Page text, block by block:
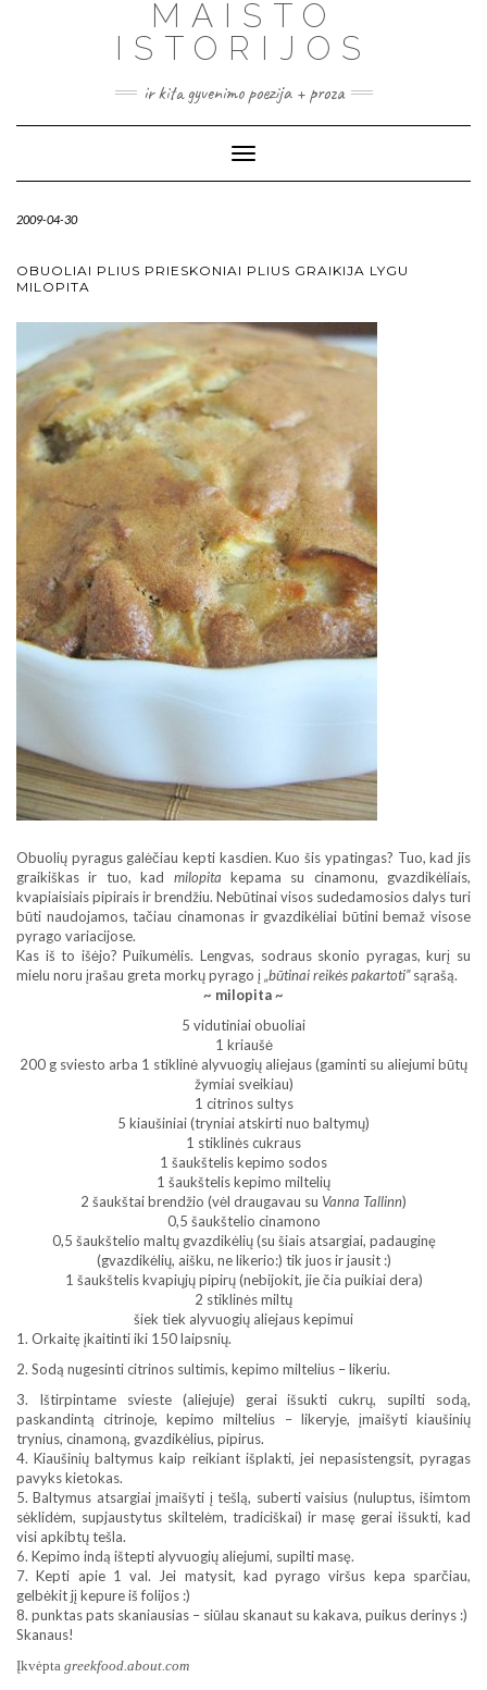
MAISTO
ISTORIJOS
ir kita gyvenimo poezija + proza
Toggle
Navigation
2009-04-30
OBUOLIAI PLIUS PRIESKONIAI PLIUS GRAIKIJA LYGU
MILOPITA
Obuolių pyragus galėčiau kepti kasdien. Kuo šis ypatingas? Tuo, kad jis
graikiškas ir tuo, kad milopita kepama su cinamonu, gvazdikėliais,
kvapiaisiais pipirais ir brendžiu. Nebūtinai visos sudedamosios dalys turi
būti naudojamos, tačiau cinamonas ir gvazdikėliai būtini bemaž visose
pyrago variacijose.
Kas iš to išėjo? Puikumėlis. Lengvas, sodraus skonio pyragas, kurį su
mielu noru įrašau greta morkų pyrago į „būtinai reikės pakartoti”sąrašą.
~ milopita ~
5 vidutiniai obuoliai
1 kriaušė
200 g sviesto arba 1 stiklinė alyvuogių aliejaus (gaminti su aliejumi būtų
žymiai sveikiau)
1 citrinos sultys
5 kiaušiniai (tryniai atskirti nuo baltymų)
1 stiklinės cukraus
1 šaukštelis kepimo sodos
1 šaukštelis kepimo miltelių
2 šaukštai brendžio (vėl draugavau su Vanna Tallinn)
0,5 šaukštelio cinamono
0,5 šaukštelio maltų gvazdikėlių (su šiais atsargiai, padauginę
(gvazdikėlių, aišku, ne likerio:) tik juos ir jausit :)
1 šaukštelis kvapiųjų pipirų (nebijokit, jie čia puikiai dera)
2 stiklinės miltų
šiek tiek alyvuogių aliejaus kepimui
1. Orkaitę įkaitinti iki 150 laipsnių.
2. Sodą nugesinti citrinos sultimis, kepimo miltelius – likeriu.
3. Ištirpintame svieste (aliejuje) gerai išsukti cukrų, supilti sodą,
paskandintą citrinoje, kepimo miltelius – likeryje, įmaišyti kiaušinių
trynius, cinamoną, gvazdikėlius, pipirus.
4. Kiaušinių baltymus kaip reikiant išplakti, jei nepasistengsit, pyragas
pavyks kietokas.
5. Baltymus atsargiai įmaišyti į tešlą, suberti vaisius (nuluptus, išimtom
sėklidėm, supjaustytus skiltelėm, tradiciškai) ir masę gerai išsukti, kad
visi apkibtų tešla.
6. Kepimo indą ištepti alyvuogių aliejumi, supilti masę.
7. Kepti apie 1 val. Jei matysit, kad pyrago viršus kepa sparčiau,
gelbėkit jį kepure iš folijos :)
8. punktas pats skaniausias – siūlau skanaut su kakava, puikus derinys :)
Skanaus!
Įkvėpta greekfood.about.com